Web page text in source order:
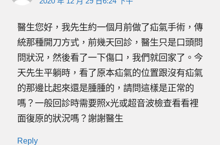
醫生您好，我先生約一個月前做了疝氣手術，傳
統那種開刀方式，前幾天回診，醫生只是口頭問
問狀況，然後看了一下傷口，我們就回家了。今
天先生平躺時，看了原本疝氣的位置跟沒有疝氣
的那邊比起來還是腫腫的，請問這樣是正常的
嗎？一般回診時需要照x光或超音波檢查看看裡
面復原的狀況嗎？謝謝醫生
Reply